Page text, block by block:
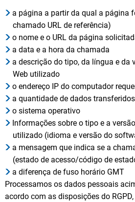
a página a partir da qual a página
chamado URL de referência)
o nome e o URL da página
a data e a hora da chamada
a descrição do tipo, da língua e da
Web utilizado
o endereço IP do computador
a quantidade de dados transferidos
o sistema operativo
Informações sobre o tipo e a
utilizado (idioma e versão do
a mensagem que indica se a
(estado de acesso/código de
a diferença de fuso horário GMT
Processamos os dados pessoais
acordo com as disposições do